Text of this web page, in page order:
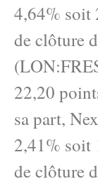
4,64% soit
de clôture
22,20
sa part,
2,41% soit
de clôture